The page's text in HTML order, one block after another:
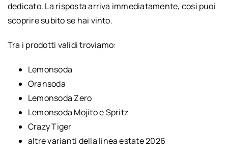
dedicato. La risposta arriva immediatamente, così puoi
scoprire subito se hai vinto.
Tra i prodotti validi troviamo:
Lemonsoda
Oransoda
Lemonsoda Zero
Lemonsoda Mojito e Spritz
Crazy Tiger
altre varianti della linea estate 2026